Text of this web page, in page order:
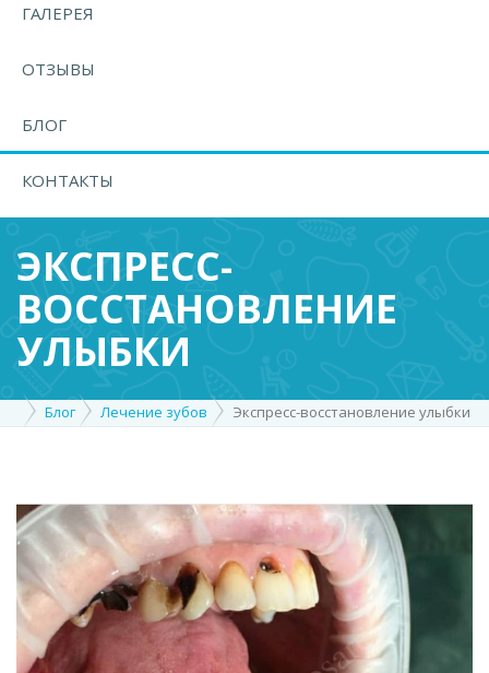
ГАЛЕРЕЯ
ОТЗЫВЫ
БЛОГ
КОНТАКТЫ
ЭКСПРЕСС-
ВОССТАНОВЛЕНИЕ
УЛЫБКИ
Блог Лечение зубов Экспресс-восстановление улыбки